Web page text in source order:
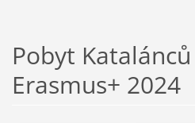
Pobyt
Erasmus+ 2024